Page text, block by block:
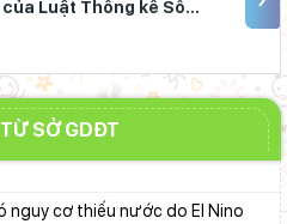
Luật Thống kê Số
SỞ GDĐT
cơ thiếu nước do El Nino